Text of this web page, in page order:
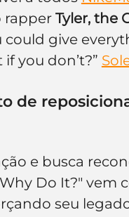
rapper Tyler, the
could give
you don’t?”
de
e busca
Do It?" vem
seu